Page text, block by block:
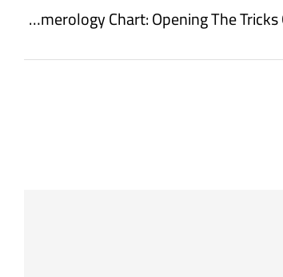
Numerology Chart: Opening The Tricks Of Your Life Path